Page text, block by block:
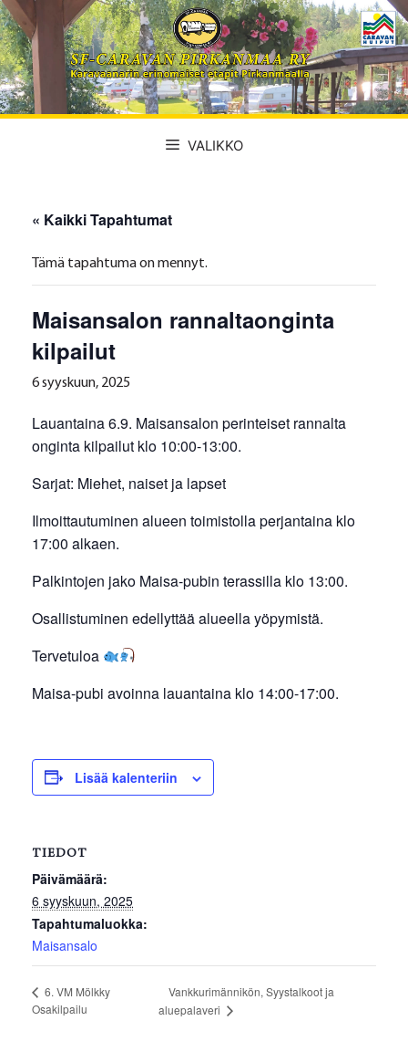
Siirry
sisältöön
VALIKKO
« Kaikki Tapahtumat
Tämä tapahtuma on mennyt.
Maisansalon rannaltaonginta
kilpailut
6 syyskuun, 2025
Lauantaina 6.9. Maisansalon perinteiset rannalta
onginta kilpailut klo 10:00-13:00.
Sarjat: Miehet, naiset ja lapset
Ilmoittautuminen alueen toimistolla perjantaina klo
17:00 alkaen.
Palkintojen jako Maisa-pubin terassilla klo 13:00.
Osallistuminen edellyttää alueella yöpymistä.
Tervetuloa
Maisa-pubi avoinna lauantaina klo 14:00-17:00.
Lisää kalenteriin
TIEDOT
Päivämäärä:
6 syyskuun, 2025
Tapahtumaluokka:
Maisansalo
6. VM Mölkky
Osakilpailu
Vankkurimännikön, Syystalkoot ja
aluepalaveri